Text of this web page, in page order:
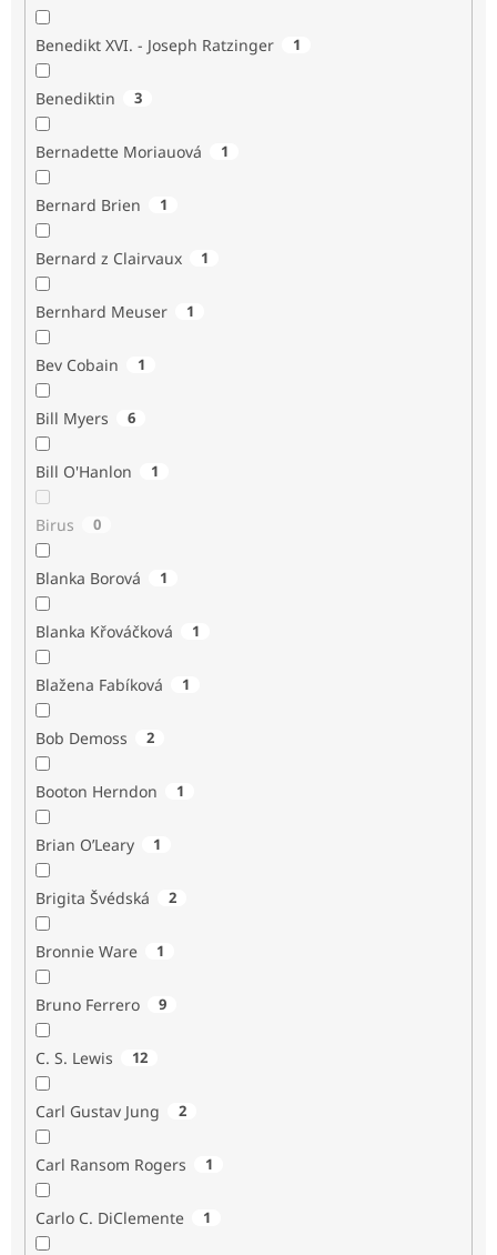
Benedikt XVI. - Joseph Ratzinger 1
Benediktin 3
Bernadette Moriauová 1
Bernard Brien 1
Bernard z Clairvaux 1
Bernhard Meuser 1
Bev Cobain 1
Bill Myers 6
Bill O'Hanlon 1
Birus 0
Blanka Borová 1
Blanka Křováčková 1
Blažena Fabíková 1
Bob Demoss 2
Booton Herndon 1
Brian O’Leary 1
Brigita Švédská 2
Bronnie Ware 1
Bruno Ferrero 9
C. S. Lewis 12
Carl Gustav Jung 2
Carl Ransom Rogers 1
Carlo C. DiClemente 1